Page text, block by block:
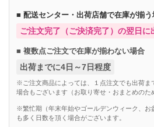
■ 配送センター・出荷店舗で在庫が揃う
ご注文完了（ご決済完了）の翌日に
■ 複数点ご注文で在庫が揃わない場合
出荷までに4日～7日程度
※ご注文商品によっては、１点注文でも出荷ま
場合もございます（お取り寄せ・おまとめのた
※繁忙期（年末年始やゴールデンウィーク、お
も多く日数を頂く場合がございます。